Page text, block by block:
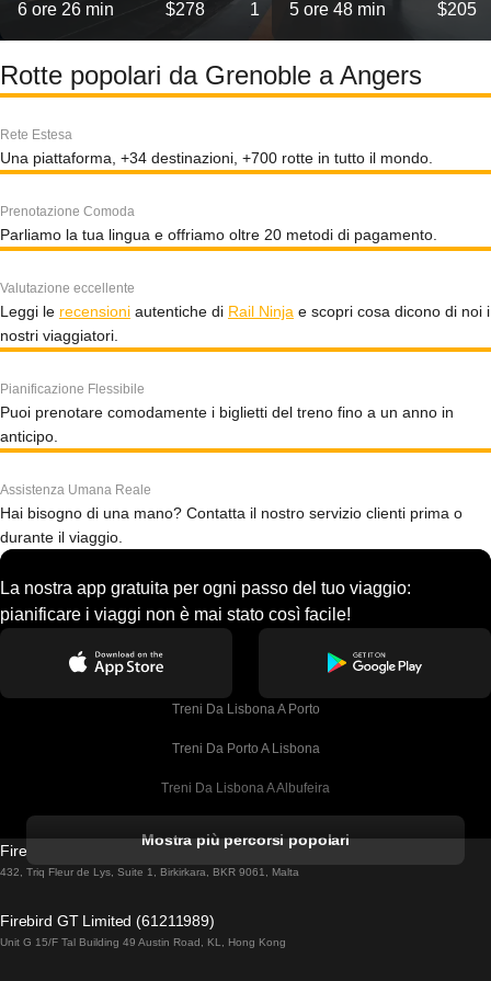
6 ore 26 min $278 1 5 ore 48 min $205
Rotte popolari da Grenoble a Angers
Rete Estesa
Una piattaforma, +34 destinazioni, +700 rotte in tutto il mondo.
Prenotazione Comoda
Parliamo la tua lingua e offriamo oltre 20 metodi di pagamento.
Valutazione eccellente
Leggi le recensioni autentiche di Rail Ninja e scopri cosa dicono di noi i
nostri viaggiatori.
Pianificazione Flessibile
Puoi prenotare comodamente i biglietti del treno fino a un anno in
anticipo.
Assistenza Umana Reale
Hai bisogno di una mano? Contatta il nostro servizio clienti prima o
durante il viaggio.
La nostra app gratuita per ogni passo del tuo viaggio:
pianificare i viaggi non è mai stato così facile!
Treni Da Lisbona A Porto
Treni Da Porto A Lisbona
Treni Da Lisbona A Albufeira
Treni Da Lisbona A Lagos
Treni Da Lisbona A Madrid
Mostra più percorsi popolari
Firebird GT Limited (OC 1451)
432, Triq Fleur de Lys, Suite 1, Birkirkara, BKR 9061, Malta
Firebird GT Limited (61211989)
Unit G 15/F Tal Building 49 Austin Road, KL, Hong Kong